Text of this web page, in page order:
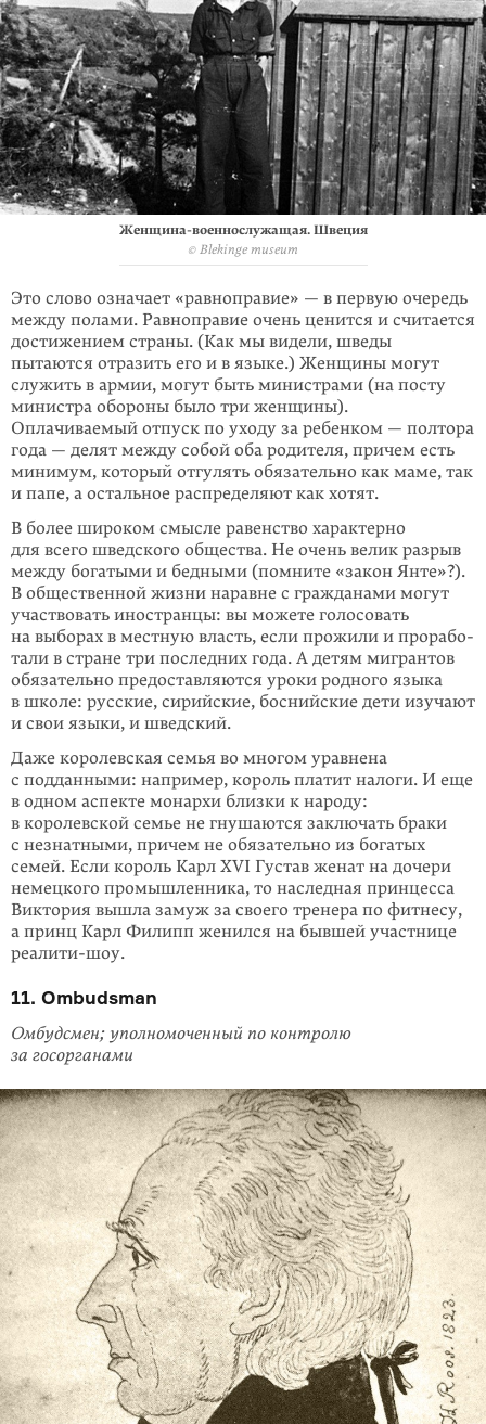
Женщина-военнослужащая. Швеция
© Blekinge museum
Это слово означает «равноправие» — в первую очередь
между полами. Равно­правие очень ценится и считается
достижением страны. (Как мы видели, шведы
пытаются отразить его и в языке.) Женщины могут
служить в армии, могут быть министрами (на посту
министра обороны было три женщины).
Оплачиваемый отпуск по уходу за ребенком — полтора
года — делят между собой оба родителя, причем есть
минимум, который отгулять обязательно как маме, так
и папе, а остальное распределяют как хотят.
В более широком смысле равенство характерно
для всего шведского общества. Не очень велик разрыв
между богатыми и бедными (помните «закон Янте»?).
В общественной жизни наравне с гражданами могут
участвовать иностранцы: вы можете голосовать
на выборах в местную власть, если прожили и прорабо­
тали в стране три последних года. А детям мигрантов
обязательно предостав­ля­ются уроки родного языка
в школе: русские, сирийские, боснийские дети изучают
и свои языки, и шведский.
Даже королевская семья во многом уравнена
с подданными: например, король платит налоги. И еще
в одном аспекте монархи близки к народу:
в королевской семье не гнушаются заключать браки
с незнатными, причем не обязательно из богатых
семей. Если король Карл XVI Густав женат на дочери
немецкого промышленника, то наследная принцесса
Виктория вышла замуж за своего тренера по фитнесу,
а принц Карл Филипп женился на бывшей участнице
реалити-шоу.
11. Ombudsman
Омбудсмен; уполномоченный по контролю
за госорганами